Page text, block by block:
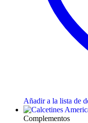
Añadir a la lista de
Complementos